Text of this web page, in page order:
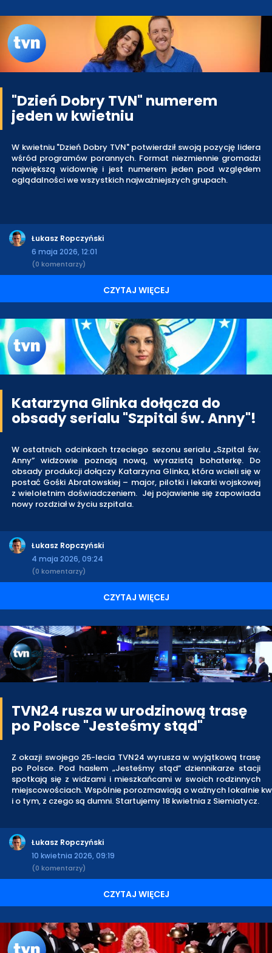
"Dzień Dobry TVN" numerem
jeden w kwietniu
W kwietniu "Dzień Dobry TVN" potwierdził swoją pozycję lidera
wśród programów porannych. Format niezmiennie gromadzi
największą widownię i jest numerem jeden pod względem
oglądalności we wszystkich najważniejszych grupach.
Łukasz Ropczyński
6 maja 2026, 12:01
(0 komentarzy)
CZYTAJ WIĘCEJ
Katarzyna Glinka dołącza do
obsady serialu "Szpital św. Anny"!
W ostatnich odcinkach trzeciego sezonu serialu „Szpital św.
Anny” widzowie poznają nową, wyrazistą bohaterkę. Do
obsady produkcji dołączy Katarzyna Glinka, która wcieli się w
postać Gośki Abratowskiej – major, pilotki i lekarki wojskowej
z wieloletnim doświadczeniem. Jej pojawienie się zapowiada
nowy rozdział w życiu szpitala.
Łukasz Ropczyński
4 maja 2026, 09:24
(0 komentarzy)
CZYTAJ WIĘCEJ
TVN24 rusza w urodzinową trasę
po Polsce "Jesteśmy stąd"
Z okazji swojego 25-lecia TVN24 wyrusza w wyjątkową trasę
po Polsce. Pod hasłem „Jesteśmy stąd” dziennikarze stacji
spotkają się z widzami i mieszkańcami w swoich rodzinnych
miejscowościach. Wspólnie porozmawiają o ważnych lokalnie
i o tym, z czego są dumni. Startujemy 18 kwietnia z Siemiatycz.
Łukasz Ropczyński
10 kwietnia 2026, 09:19
(0 komentarzy)
CZYTAJ WIĘCEJ